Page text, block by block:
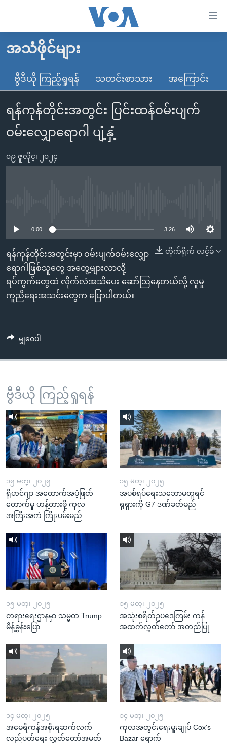
လွယ်ကူ
သည့်
Link
များ
ပင်မ
သို့
စာမျက်နှာ
သို့
ကျော်
ကြည့်
ရန်
ရန်
မူလစာမျက်နှာ
မြန်မာ
ကမ္ဘာ့သတင်းများ
နိုင်ငံတကာ
အမေရိကန်
အစ္စရေး-ပါလက်စတိုင်း
ဗွီဒီယို
သတင်းလွတ်လပ်ခွင့်
ရပ်ဝန်းတခု လမ်းတခု အလွန်
အင်္ဂလိပ်စာလေ့လာမယ်
ဗွီအိုအေ လူမှုကွန်ယက်များ
အသံဖိုင်များ
ဗွီဒီယို ကြည့်ရှုရန် သတင်းစာသား အကြောင်း
ရန်ကုန်တိုင်းအတွင်း ပြင်းထန်ဝမ်းပျက်
ဝမ်းလျှောရောဂါ ပျံ့နှံ့
၀၉ ဇူလိုင္၊ ၂၀၂၄
0:00 3:26
တိုက်ရိုက် လင့်ခ်
ရန်ကုန်တိုင်းအတွင်းမှာ ဝမ်းပျက်ဝမ်းလျှော
ရောဂါဖြစ်သူတွေ အတွေ့များလာလို့
ရပ်ကွက်တွေထဲ လိုက်လံအသိပေး ဆော်ဩနေတယ်လို့ လူမှု
ကူညီရေးအသင်းတွေက ပြောပါတယ်။
မျှဝေပါ
ဗွီဒီယို ကြည့်ရှုရန်
၁၅ မတ္၊ ၂၀၂၅
ရိုဟင်ဂျာ အထောက်အပံ့ဖြတ်
တောက်မှု ဟန့်တားဖို့ ကုလ
အကြီးအကဲ ကြိုးပမ်းမည်
၁၅ မတ္၊ ၂၀၂၅
အပစ်ရပ်ရေးသဘောမတူရင်
ရုရှားကို G7 ဒဏ်ခတ်မည်
၁၅ မတ္၊ ၂၀၂၅
တရားရေးဌာနမှာ သမ္မတ Trump
မိန့်ခွန်းပြော
၁၅ မတ္၊ ၂၀၂၅
အသုံးစရိတ်ဥပဒေကြမ်း ကန်
အထက်လွှတ်တော် အတည်ပြု
၁၄ မတ္၊ ၂၀၂၅
အမေရိကန်အစိုးရဆက်လက်
လည်ပတ်ရေး လွှတ်တော်အမတ်
၁၄ မတ္၊ ၂၀၂၅
ကုလအတွင်းရေးမှူးချုပ် Cox's
Bazar ရောက်